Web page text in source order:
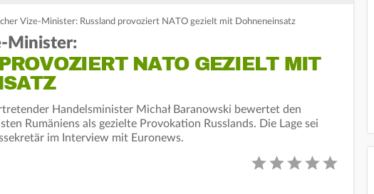
Vize-Minister: Russland provoziert NATO gezielt mit Dohneneinsatz
Minister:
NATO GEZIELT MIT
Handelsminister Michał Baranowski bewertet den
Rumäniens als gezielte Provokation Russlands. Die Lage sei
im Interview mit Euronews.